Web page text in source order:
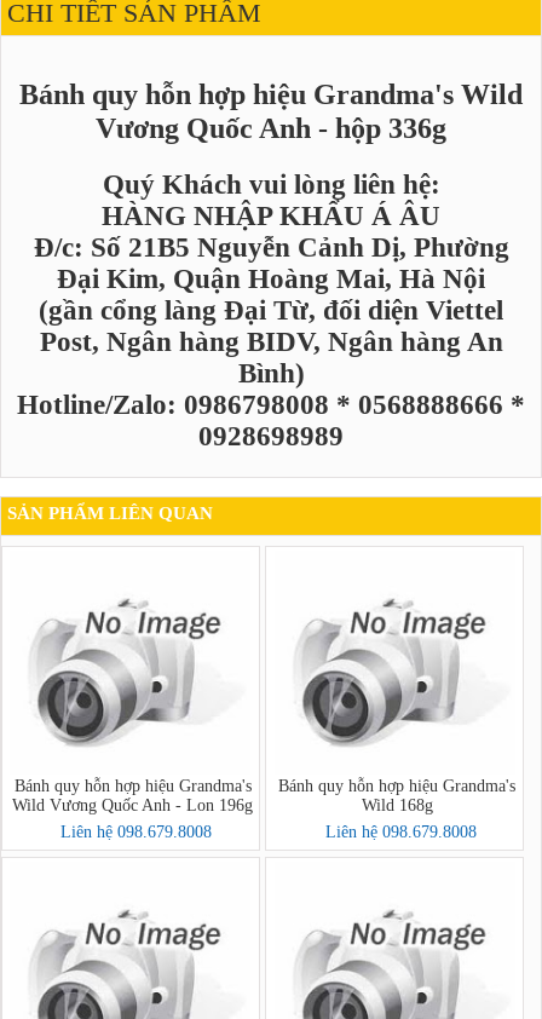
CHI TIẾT SẢN PHẨM
Bánh quy hỗn hợp hiệu Grandma's Wild
Vương Quốc Anh - hộp 336g
Quý Khách vui lòng liên hệ:
HÀNG NHẬP KHẨU Á ÂU
Đ/c: Số 21B5 Nguyễn Cảnh Dị, Phường
Đại Kim, Quận Hoàng Mai, Hà Nội
(gần cổng làng Đại Từ, đối diện Viettel
Post, Ngân hàng BIDV, Ngân hàng An
Bình)
Hotline/Zalo: 0986798008 * 0568888666 *
0928698989
SẢN PHẨM LIÊN QUAN
Bánh quy hỗn hợp hiệu Grandma's
Wild Vương Quốc Anh - Lon 196g
Liên hệ 098.679.8008
Bánh quy hỗn hợp hiệu Grandma's
Wild 168g
Liên hệ 098.679.8008